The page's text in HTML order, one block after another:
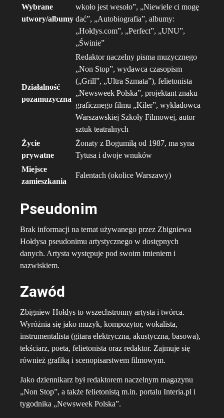
Wybrane
utwory/albumy
wkoło jest wesoło”, „Niewiele ci mogę
dać”, „Autobiografia”, albumy:
„Hołdys.com”, „Perfect”, „UNU”,
„Świnie”
Działalność
pozamuzyczna
Redaktor naczelny pisma muzycznego
„Non Stop”, wydawca czasopism
(„Grill”, „Ultra Szmata”), felietonista
„Newsweek Polska”, projektant znaku
graficznego filmu „Kiler”, wykładowca
Warszawskiej Szkoły Filmowej, autor
sztuk teatralnych
Życie
prywatne
Żonaty z Bogumiłą od 1987, ma syna
Tytusa i dwoje wnuków
Miejsce
zamieszkania
Falentach (okolice Warszawy)
Pseudonim
Brak informacji na temat używanego przez Zbigniewa
Hołdysa pseudonimu artystycznego w dostępnych
danych. Artysta występuje pod swoim imieniem i
nazwiskiem.
Zawód
Zbigniew Hołdys to wszechstronny artysta i twórca.
Wyróżnia się jako muzyk, kompozytor, wokalista,
instrumentalista (gitara elektryczna, akustyczna, basowa),
tekściarz, poeta, felietonista oraz redaktor. Zajmuje się
również grafiką i scenopisarstwem filmowym.
Jako dziennikarz był redaktorem naczelnym magazynu
„Non Stop”, a także felietonistą m.in. portalu Interia.pl i
tygodnika „Newsweek Polska”.